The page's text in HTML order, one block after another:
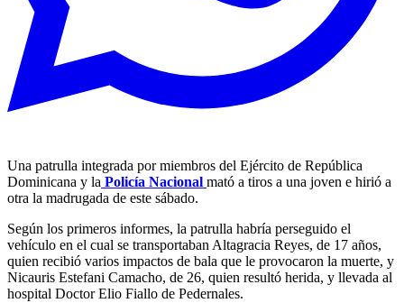
Una patrulla integrada por miembros del Ejército de República
Dominicana y la Policía Nacional mató a tiros a una joven e hirió a
otra la madrugada de este sábado.
Según los primeros informes, la patrulla habría perseguido el
vehículo en el cual se transportaban Altagracia Reyes, de 17 años,
quien recibió varios impactos de bala que le provocaron la muerte, y
Nicauris Estefani Camacho, de 26, quien resultó herida, y llevada al
hospital Doctor Elio Fiallo de Pedernales.